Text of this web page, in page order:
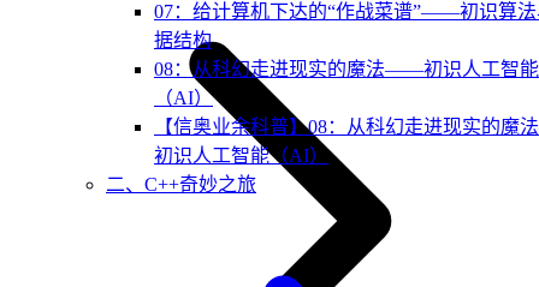
07：给计算机下达的“作战菜谱”——初识算
据结构
08：从科幻走进现实的魔法——初识人工智能
（AI）
【信奥业余科普】08：从科幻走进现实的
初识人工智能（AI）
二、C++奇妙之旅